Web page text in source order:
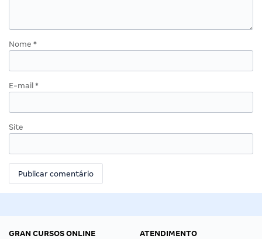
Nome *
E-mail *
Site
GRAN CURSOS ONLINE
ATENDIMENTO